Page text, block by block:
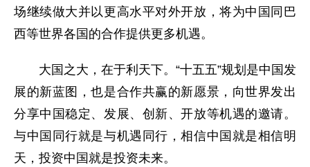
场继续做大并以更高水平对外开放，将为中国同巴
西等世界各国的合作提供更多机遇。
大国之大，在于利天下。“十五五”规划是中国发
展的新蓝图，也是合作共赢的新愿景，向世界发出
分享中国稳定、发展、创新、开放等机遇的邀请。
与中国同行就是与机遇同行，相信中国就是相信明
天，投资中国就是投资未来。